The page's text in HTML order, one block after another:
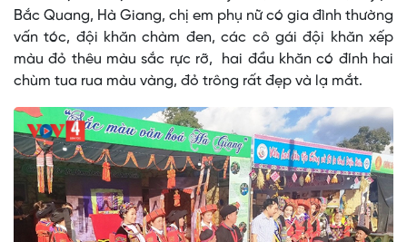
Bắc Quang, Hà Giang, chị em phụ nữ có gia đình thường
vấn tóc, đội khăn chàm đen, các cô gái đội khăn xếp
màu đỏ thêu màu sắc rực rỡ, hai đầu khăn có đính hai
chùm tua rua màu vàng, đỏ trông rất đẹp và lạ mắt.